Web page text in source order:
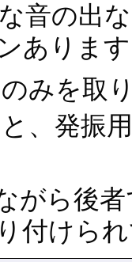
音の出
ありま
みを取
、発振
がら後
付けら